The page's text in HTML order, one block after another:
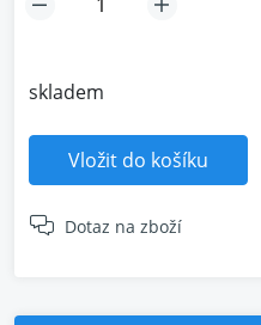
skladem
Vložit do košíku
Dotaz na zboží